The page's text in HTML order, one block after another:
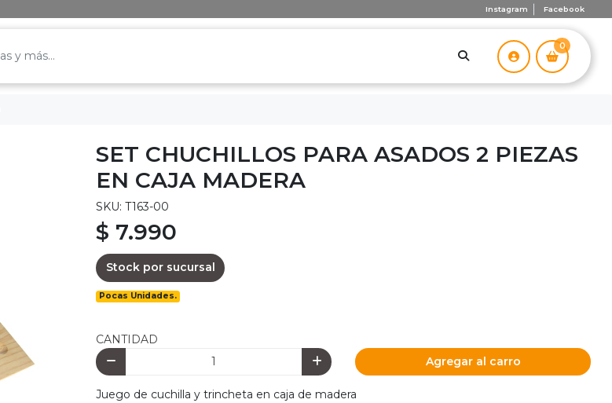
Instagram Facebook
0
SET CHUCHILLOS PARA ASADOS 2 PIEZAS
EN CAJA MADERA
SKU: T163-00
$ 7.990
Stock por sucursal
Pocas Unidades.
CANTIDAD
Agregar al carro
Juego de cuchilla y trincheta en caja de madera